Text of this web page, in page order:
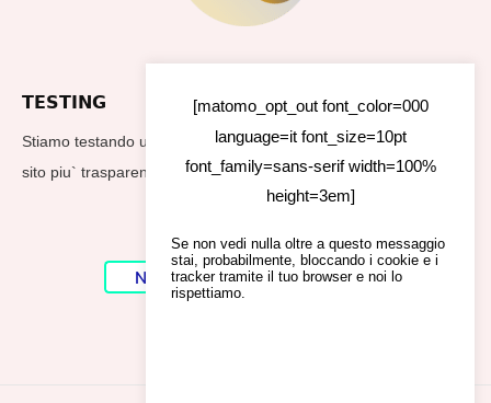
TESTING
Stiamo testando un nuovo footer per rendere i dati utilizzati dal
sito piu` trasparenti
No Result Website Carbon
[matomo_opt_out font_color=000
language=it font_size=10pt
font_family=sans-serif width=100%
height=3em]
Se non vedi nulla oltre a questo messaggio
stai, probabilmente, bloccando i cookie e i
tracker tramite il tuo browser e noi lo
rispettiamo.